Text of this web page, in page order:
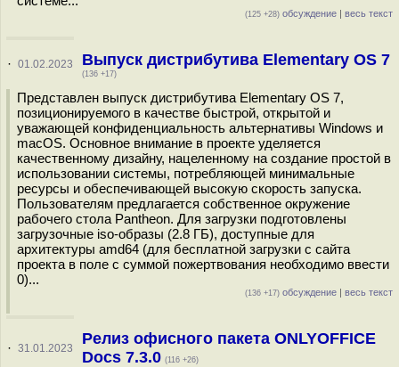
(125 +28) обсуждение | весь текст
· 01.02.2023 Выпуск дистрибутива Elementary OS 7
(136 +17)
Представлен выпуск дистрибутива Elementary OS 7,
позиционируемого в качестве быстрой, открытой и
уважающей конфиденциальность альтернативы Windows и
macOS. Основное внимание в проекте уделяется
качественному дизайну, нацеленному на создание простой в
использовании системы, потребляющей минимальные
ресурсы и обеспечивающей высокую скорость запуска.
Пользователям предлагается собственное окружение
рабочего стола Pantheon. Для загрузки подготовлены
загрузочные iso-образы (2.8 ГБ), доступные для
архитектуры amd64 (для бесплатной загрузки с сайта
проекта в поле с суммой пожертвования необходимо ввести
0)...
(136 +17) обсуждение | весь текст
· 31.01.2023
Релиз офисного пакета ONLYOFFICE
Docs 7.3.0 (116 +26)